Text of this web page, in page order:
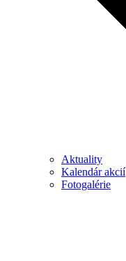
Aktuality
Kalendár akcií
Fotogalérie